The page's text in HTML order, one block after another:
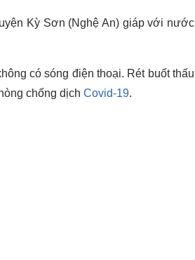
Kỳ Sơn (Nghệ An) giáp với nước
có sóng điện thoại. Rét buốt thấu
chống dịch Covid-19.